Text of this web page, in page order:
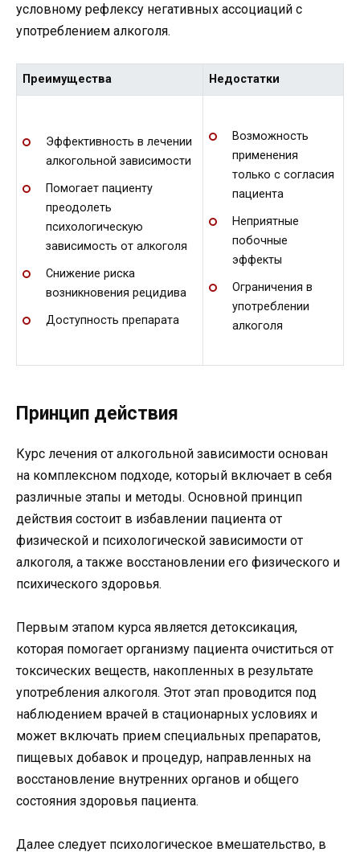
условному рефлексу негативных ассоциаций с
употреблением алкоголя.
Преимущества Недостатки
Эффективность в лечении
алкогольной зависимости
Помогает пациенту
преодолеть
психологическую
зависимость от алкоголя
Снижение риска
возникновения рецидива
Доступность препарата
Возможность
применения
только с согласия
пациента
Неприятные
побочные
эффекты
Ограничения в
употреблении
алкоголя
Принцип действия
Курс лечения от алкогольной зависимости основан
на комплексном подходе, который включает в себя
различные этапы и методы. Основной принцип
действия состоит в избавлении пациента от
физической и психологической зависимости от
алкоголя, а также восстановлении его физического и
психического здоровья.
Первым этапом курса является детоксикация,
которая помогает организму пациента очиститься от
токсических веществ, накопленных в результате
употребления алкоголя. Этот этап проводится под
наблюдением врачей в стационарных условиях и
может включать прием специальных препаратов,
пищевых добавок и процедур, направленных на
восстановление внутренних органов и общего
состояния здоровья пациента.
Далее следует психологическое вмешательство, в